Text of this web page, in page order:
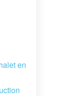
en